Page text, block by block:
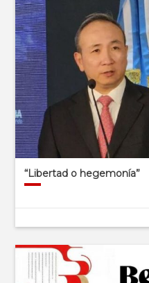
“Libertad o hegemonía”